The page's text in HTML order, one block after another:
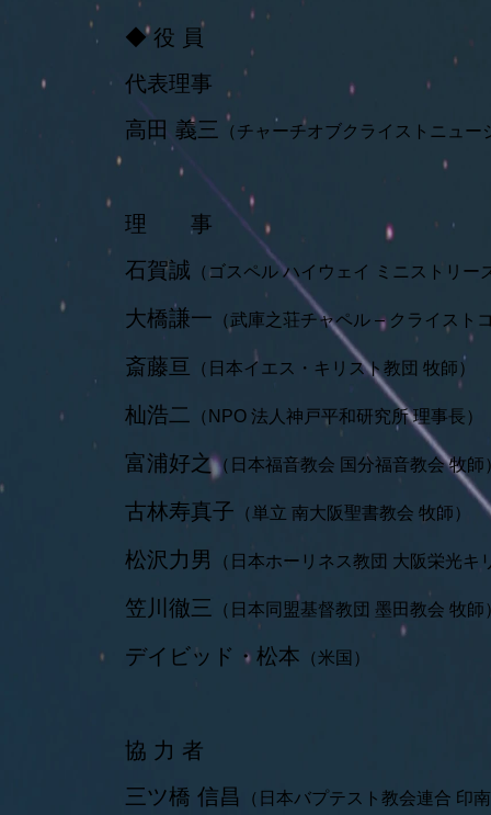
◆ 役 員
代表理事
高田 義三
（チャーチオブクライストニュ
理 事
石賀誠 （ゴスペル ハイウェイ ミニストリー
大橋謙一 （武庫之荘チャペル – クライスト
斎藤亘 （日本イエス・キリスト教団 牧師）
杣浩二 （NPO 法人神戸平和研究所 理事長）
富浦好之（日本福音教会 国分福音教会 牧師
古林寿真子 （単立 南大阪聖書教会 牧師）
松沢力男 （日本ホーリネス教団 大阪栄光キ
笠川徹三 （日本同盟基督教団 墨田教会 牧師
デイビッド・松本 （米国）
協 力 者
三ツ橋 信昌
（日本バプテスト教会連合 印